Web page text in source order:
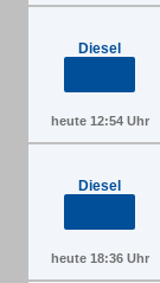
Diesel
heute 12:54 Uhr
Diesel
heute 18:36 Uhr